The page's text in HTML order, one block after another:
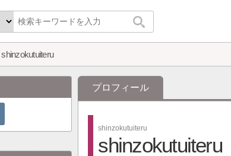
shinzokutuiteru
プロフィール
shinzokutuiteru
shinzokutuiteru